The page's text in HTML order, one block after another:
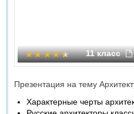
11 класс
Презентация на тему
Характерные черты